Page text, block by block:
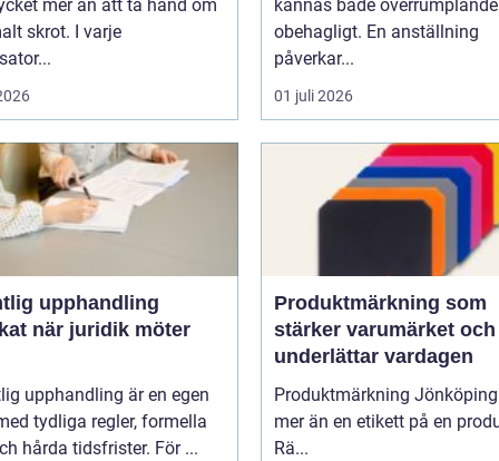
mer än att ta hand om
skrot. I varje
kännas både
obehagligt. En anställning
påverkar...
01 juli 2026
upphandling
möter
upphandling är en egen
tydliga regler, formella
hårda tidsfrister. För ...
Produktmärkning som
stärker varumärket och
underlättar vardagen
Produktmärkning
mer än en etikett på en
Rä...